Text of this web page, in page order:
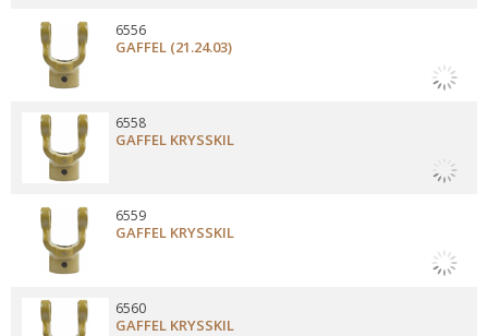
GAFFEL (21.24.03)
6556
GAFFEL KRYSSKIL
6558
GAFFEL KRYSSKIL
6559
GAFFEL KRYSSKIL
6560